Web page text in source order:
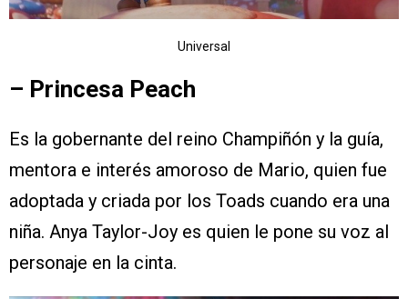
Universal
– Princesa Peach
Es la gobernante del reino Champiñón y la guía,
mentora e interés amoroso de Mario, quien fue
adoptada y criada por los Toads cuando era una
niña. Anya Taylor-Joy es quien le pone su voz al
personaje en la cinta.